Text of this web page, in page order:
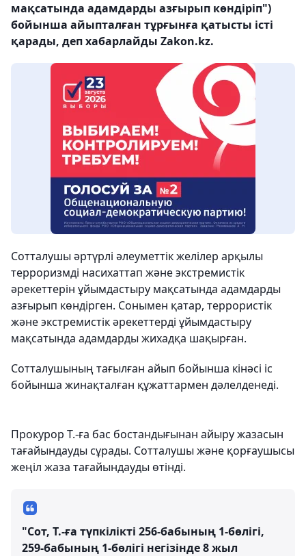
мақсатында адамдарды азғырып көндіріп")
бойынша айыпталған тұрғынға қатысты істі
қарады, деп хабарлайды Zakon.kz.
Сотталушы әртүрлі әлеуметтік желілер арқылы
терроризмді насихаттап және экстремистік
әрекеттерін ұйымдастыру мақсатында адамдарды
азғырып көндірген. Сонымен қатар, террористік
және экстремистік әрекеттерді ұйымдастыру
мақсатында адамдарды жихадқа шақырған.
Сотталушының тағылған айып бойынша кінәсі іс
бойынша жинақталған құжаттармен дәлелденеді.
Прокурор Т.-ға бас бостандығынан айыру жазасын
тағайындауды сұрады. Сотталушы және қорғаушысы
жеңіл жаза тағайындауды өтінді.
"Сот, Т.-ға түпкілікті 256-бабының 1-бөлігі,
259-бабының 1-бөлігі негізінде 8 жыл